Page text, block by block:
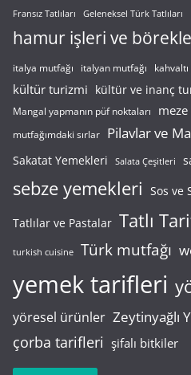
Fransız Tatlıları Geleneksel Türk Tatlıları
hamur işleri ve
italya mutfağı italyan mutfağı kahvaltı
kültür turizmi kültür ve inanç
Mangal yapmanın püf noktaları
mutfağımdaki sırlar Pilavlar ve
Sakatat Yemekleri Salata Çeşitleri
sebze yemekleri Sos ve
Tatlılar ve Pastalar Tatlı
turkish cuisine Türk mutfağı
yemek tarifleri
yöresel ürünler Zeytinyağlı
çorba tarifleri şifalı bitkiler